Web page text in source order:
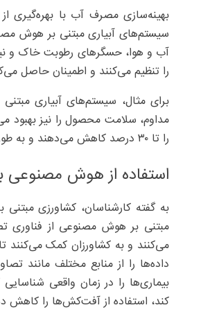
بهینه‌سازی مصرف آب با بهره‌گیری
سیستم‌های آبیاری مبتنی بر هوش
آب و هوا، حسگرهای رطوبت خاک و
را تنظیم می‌کنند و اطمینان حاصل
برای مثال، سیستم‌های آبیاری
مداوم، سلامت محصول را نیز
را تا ۳۰ درصد کاهش می‌دهند و به طور قابل توجهی به تلاش‌های صرفه ‌جویی در مصرف آب کمک می‌کنند.
استفاده از هوش
به گفته کارشناسان، کشاورزی
مبتنی بر هوش مصنوعی از فناوری
می‌کنند و به کشاورزان کمک می‌کنند
داده‌‌ها را از منابع مختلف مانند
بیماری‌ها را در زمان واقعی
کند، استفاده از آفت‌کش‌ها را کاهش